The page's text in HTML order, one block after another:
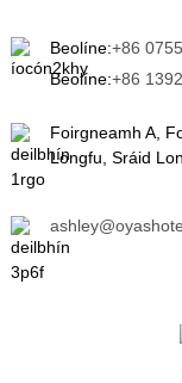
Beolíne:+86
Beolíne:+86
Foirgneamh A,
Longfu, Sráid